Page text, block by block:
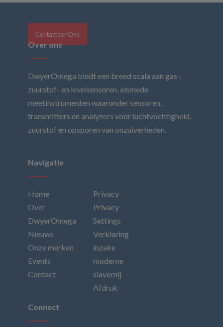
Contacteer Ons
Over ons
DwyerOmega biedt een breed scala aan gas-,
zuurstof- en levelsensoren, alsmede
meetinstrumenten waaronder sensoren,
transmitters en analyzers voor luchtvochtigheid,
zuurstof en opsporen van onzuiverheden.
Navigatie
Home
Over
DwyerOmega
Nieuws
Onze merken
Events
Contact
Privacy
Privacy
Settings
Verklaring
inzake
moderne
slavernij
Afdruk
Connect